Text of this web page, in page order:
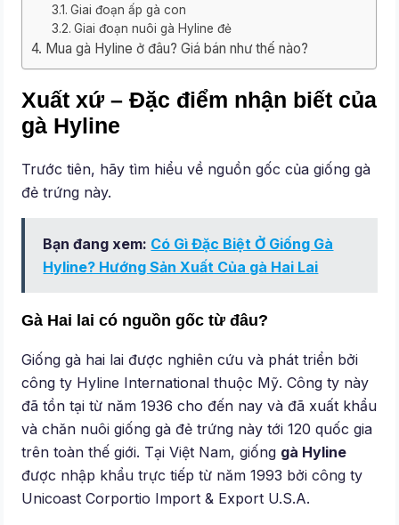
Giai đoạn ấp gà con
Giai đoạn nuôi gà Hyline đẻ
Mua gà Hyline ở đâu? Giá bán như thế nào?
Xuất xứ – Đặc điểm nhận biết của
gà Hyline
Trước tiên, hãy tìm hiểu về nguồn gốc của giống gà
đẻ trứng này.
Bạn đang xem: Có Gì Đặc Biệt Ở Giống Gà
Hyline? Hướng Sản Xuất Của gà Hai Lai
Gà Hai lai có nguồn gốc từ đâu?
Giống gà hai lai được nghiên cứu và phát triển bởi
công ty Hyline International thuộc Mỹ. Công ty này
đã tồn tại từ năm 1936 cho đến nay và đã xuất khẩu
và chăn nuôi giống gà đẻ trứng này tới 120 quốc gia
trên toàn thế giới. Tại Việt Nam, giống gà Hyline
được nhập khẩu trực tiếp từ năm 1993 bởi công ty
Unicoast Corportio Import & Export U.S.A.